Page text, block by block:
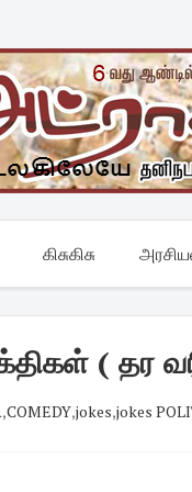
கிசுகிசு
( தர
,COMEDY,jokes,jokes